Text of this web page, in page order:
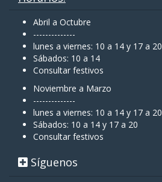
Abril a Octubre
--------------
lunes a viernes: 10 a 14 y 17 a 20
Sábados: 10 a 14
Consultar festivos
Noviembre a Marzo
--------------
lunes a viernes: 10 a 14 y 17 a 20
Sábados: 10 a 14 y 17 a 20
Consultar festivos
Síguenos